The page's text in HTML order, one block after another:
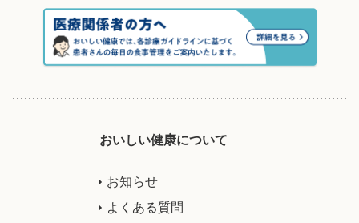
おいしい健康について
お知らせ
よくある質問